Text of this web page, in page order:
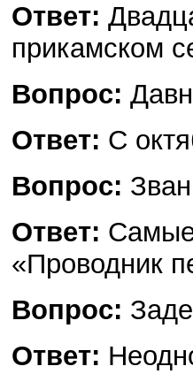
Ответ:
прикамском
Вопрос:
Ответ: С
Вопрос:
Ответ:
«Проводник
Вопрос:
Ответ: